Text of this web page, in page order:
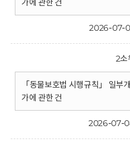
가에 관한 건
2026-07-
2소
「동물보호법 시행규칙」 일부
가에 관한 건
2026-07-